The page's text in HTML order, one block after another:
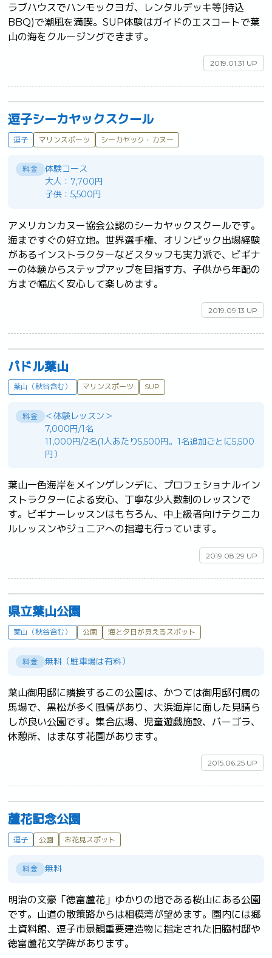
ラブハウスでハンモックヨガ、レンタルデッキ等(持込
BBQ)で潮風を満喫。SUP体験はガイドのエスコートで葉
2019.01.31 UP
逗子シーカヤックスクール
逗子 マリンスポーツ シーカヤック・カヌー
料金
体験コース
大人：7,700円
子供：5,500円
アメリカンカヌー協会公認のシーカヤックスクールです。
海まですぐの好立地。世界選手権、オリンピック出場経験
があるインストラクターなどスタッフも実力派で、ビギナ
ーの体験からステップアップを目指す方、子供から年配の
2019.09.13 UP
パドル葉山
葉山（秋谷含む） マリンスポーツ SUP
料金
＜体験レッスン＞
7,000円/1名
11,000円/2名(1人あたり5,500円。1名追加ごとに5,500
円）
葉山一色海岸をメインゲレンデに、プロフェショナルイン
ストラクターによる安心、丁寧な少人数制のレッスンで
す。ビギナーレッスンはもちろん、中上級者向けテクニカ
2019.08.29 UP
県立葉山公園
葉山（秋谷含む） 公園 海と夕日が見えるスポット
料金 無料（駐車場は有料）
葉山御用邸に隣接するこの公園は、かつては御用邸付属の
馬場で、黒松が多く風情があり、大浜海岸に面した見晴ら
しが良い公園です。集合広場、児童遊戯施設、バーゴラ、
2015.06.25 UP
蘆花記念公園
逗子 公園 お花見スポット
料金 無料
明治の文豪「徳富蘆花」ゆかりの地である桜山にある公園
です。山道の散策路からは相模湾が望めます。園内には郷
土資料館、逗子市景観重要建造物に指定された旧脇村邸や